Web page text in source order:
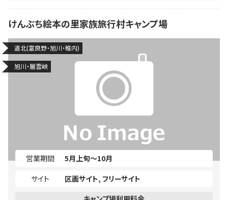
けんぶち絵本の里家族旅行村キャンプ場
道北(富良野・旭川・稚内)
旭川・層雲峡
営業期間
5月上旬～10月
サイト
区画サイト フリーサイト